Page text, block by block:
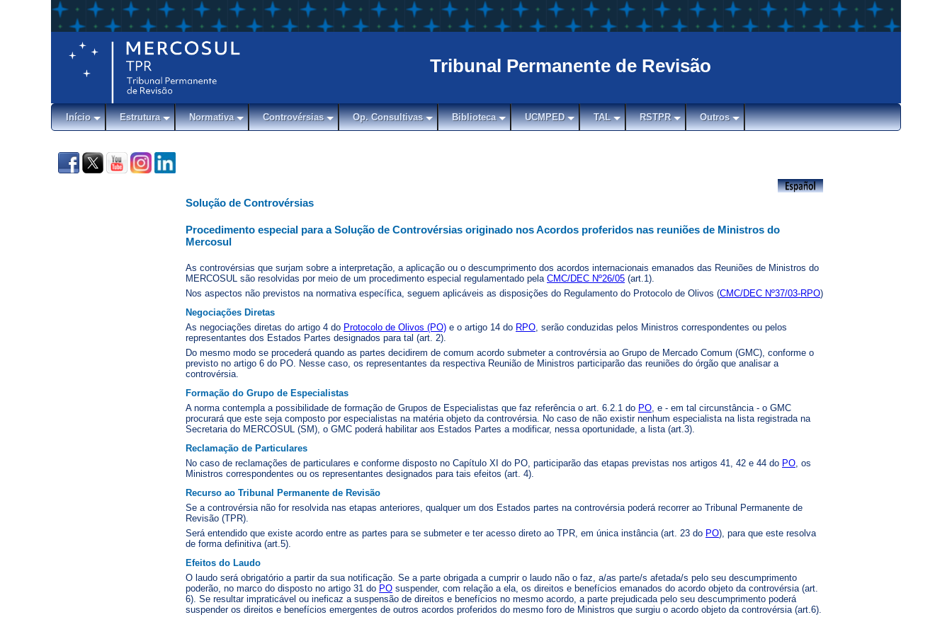
Tribunal Permanente de Revisão
Início Estrutura Normativa Controvérsias Op. Consultivas Biblioteca UCMPED TAL RSTPR Outros
Solução de Controvérsias
Procedimento especial para a Solução de Controvérsias originado nos Acordos proferidos nas reuniões de Ministros do
Mercosul
As controvérsias que surjam sobre a interpretação, a aplicação ou o descumprimento dos acordos internacionais emanados das Reuniões de Ministros do
MERCOSUL são resolvidas por meio de um procedimento especial regulamentado pela CMC/DEC Nº26/05 (art.1).
Nos aspectos não previstos na normativa específica, seguem aplicáveis as disposições do Regulamento do Protocolo de Olivos (CMC/DEC Nº37/03-RPO)
Negociações Diretas
As negociações diretas do artigo 4 do Protocolo de Olivos (PO) e o artigo 14 do RPO, serão conduzidas pelos Ministros correspondentes ou pelos
representantes dos Estados Partes designados para tal (art. 2).
Do mesmo modo se procederá quando as partes decidirem de comum acordo submeter a controvérsia ao Grupo de Mercado Comum (GMC), conforme o
previsto no artigo 6 do PO. Nesse caso, os representantes da respectiva Reunião de Ministros participarão das reuniões do órgão que analisar a
controvérsia.
Formação do Grupo de Especialistas
A norma contempla a possibilidade de formação de Grupos de Especialistas que faz referência o art. 6.2.1 do PO, e - em tal circunstância - o GMC
procurará que este seja composto por especialistas na matéria objeto da controvérsia. No caso de não existir nenhum especialista na lista registrada na
Secretaria do MERCOSUL (SM), o GMC poderá habilitar aos Estados Partes a modificar, nessa oportunidade, a lista (art.3).
Reclamação de Particulares
No caso de reclamações de particulares e conforme disposto no Capítulo XI do PO, participarão das etapas previstas nos artigos 41, 42 e 44 do PO, os
Ministros correspondentes ou os representantes designados para tais efeitos (art. 4).
Recurso ao Tribunal Permanente de Revisão
Se a controvérsia não for resolvida nas etapas anteriores, qualquer um dos Estados partes na controvérsia poderá recorrer ao Tribunal Permanente de
Revisão (TPR).
Será entendido que existe acordo entre as partes para se submeter e ter acesso direto ao TPR, em única instância (art. 23 do PO), para que este resolva
de forma definitiva (art.5).
Efeitos do Laudo
O laudo será obrigatório a partir da sua notificação. Se a parte obrigada a cumprir o laudo não o faz, a/as parte/s afetada/s pelo seu descumprimento
poderão, no marco do disposto no artigo 31 do PO suspender, com relação a ela, os direitos e benefícios emanados do acordo objeto da controvérsia (art.
6). Se resultar impraticável ou ineficaz a suspensão de direitos e benefícios no mesmo acordo, a parte prejudicada pelo seu descumprimento poderá
suspender os direitos e benefícios emergentes de outros acordos proferidos do mesmo foro de Ministros que surgiu o acordo objeto da controvérsia (art.6).